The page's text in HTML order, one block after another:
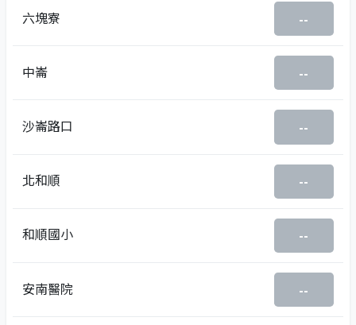
六塊寮 --
中崙 --
沙崙路口 --
北和順 --
和順國小 --
安南醫院 --